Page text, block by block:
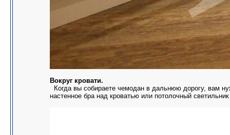
Вокруг кровати.
Когда вы собираете чемодан в дальнюю дорогу, вам
настенное бра над кроватью или потолочный